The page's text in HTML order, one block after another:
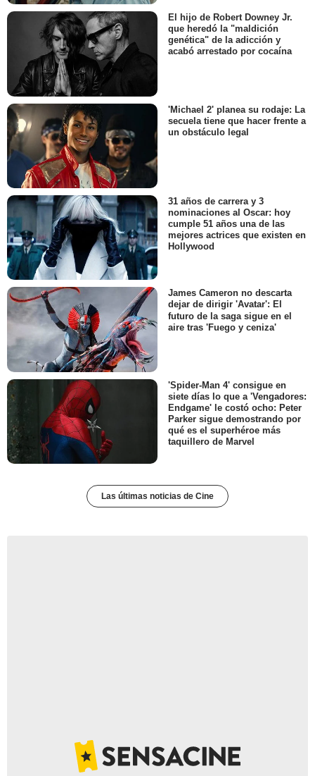
El hijo de Robert Downey Jr.
que heredó la "maldición
genética" de la adicción y
acabó arrestado por cocaína
'Michael 2' planea su rodaje: La
secuela tiene que hacer frente a
un obstáculo legal
31 años de carrera y 3
nominaciones al Oscar: hoy
cumple 51 años una de las
mejores actrices que existen en
Hollywood
James Cameron no descarta
dejar de dirigir 'Avatar': El
futuro de la saga sigue en el
aire tras 'Fuego y ceniza'
'Spider-Man 4' consigue en
siete días lo que a 'Vengadores:
Endgame' le costó ocho: Peter
Parker sigue demostrando por
qué es el superhéroe más
taquillero de Marvel
Las últimas noticias de Cine